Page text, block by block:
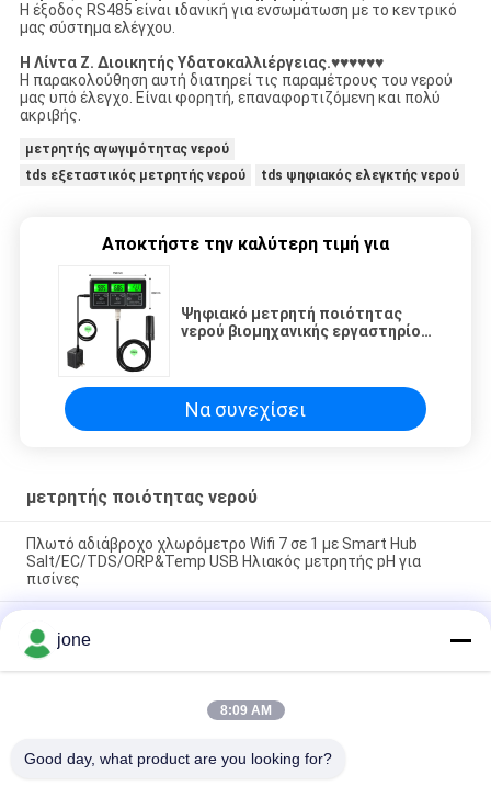
Η έξοδος RS485 είναι ιδανική για ενσωμάτωση με το κεντρικό
μας σύστημα ελέγχου.
Η Λίντα Ζ. Διοικητής Υδατοκαλλιέργειας.♥♥♥♥♥♥
Η παρακολούθηση αυτή διατηρεί τις παραμέτρους του νερού
μας υπό έλεγχο. Είναι φορητή, επαναφορτιζόμενη και πολύ
ακριβής.
μετρητής αγωγιμότητας νερού
tds εξεταστικός μετρητής νερού
tds ψηφιακός ελεγκτής νερού
Αποκτήστε την καλύτερη τιμή για
Ψηφιακό μετρητή ποιότητας
νερού βιομηχανικής εργαστηρίου
Να συνεχίσει
μετρητής ποιότητας νερού
Πλωτό αδιάβροχο χλωρόμετρο Wifi 7 σε 1 με Smart Hub
Salt/EC/TDS/ORP&Temp USB Ηλιακός μετρητής pH για
πισίνες
ποιότητας νερού για pH υπολειμματικό χλώριο συνολικό
χλώριο
Tuya Wifi Online EC Monitoring Controller ph Meter με
λειτουργία καταγραφής δεδομένων Υδροπονικός δοκιμαστής
jone
8:09 AM
Good day, what product are you looking for?